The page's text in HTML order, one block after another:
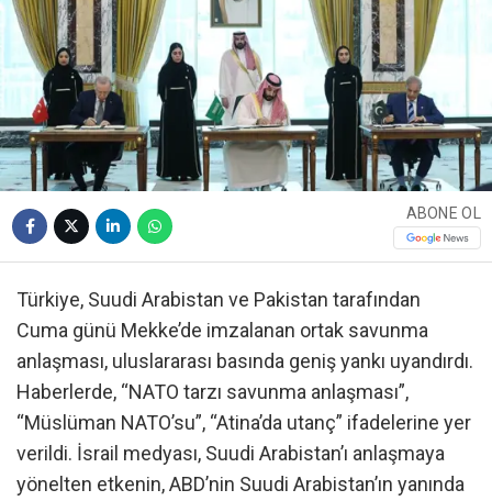
ABONE OL
Türkiye, Suudi Arabistan ve Pakistan tarafından
Cuma günü Mekke’de imzalanan ortak savunma
anlaşması, uluslararası basında geniş yankı uyandırdı.
Haberlerde, “NATO tarzı savunma anlaşması”,
“Müslüman NATO’su”, “Atina’da utanç” ifadelerine yer
verildi. İsrail medyası, Suudi Arabistan’ı anlaşmaya
yönelten etkenin, ABD’nin Suudi Arabistan’ın yanında